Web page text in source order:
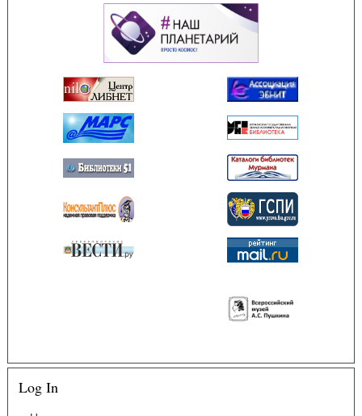
Log In